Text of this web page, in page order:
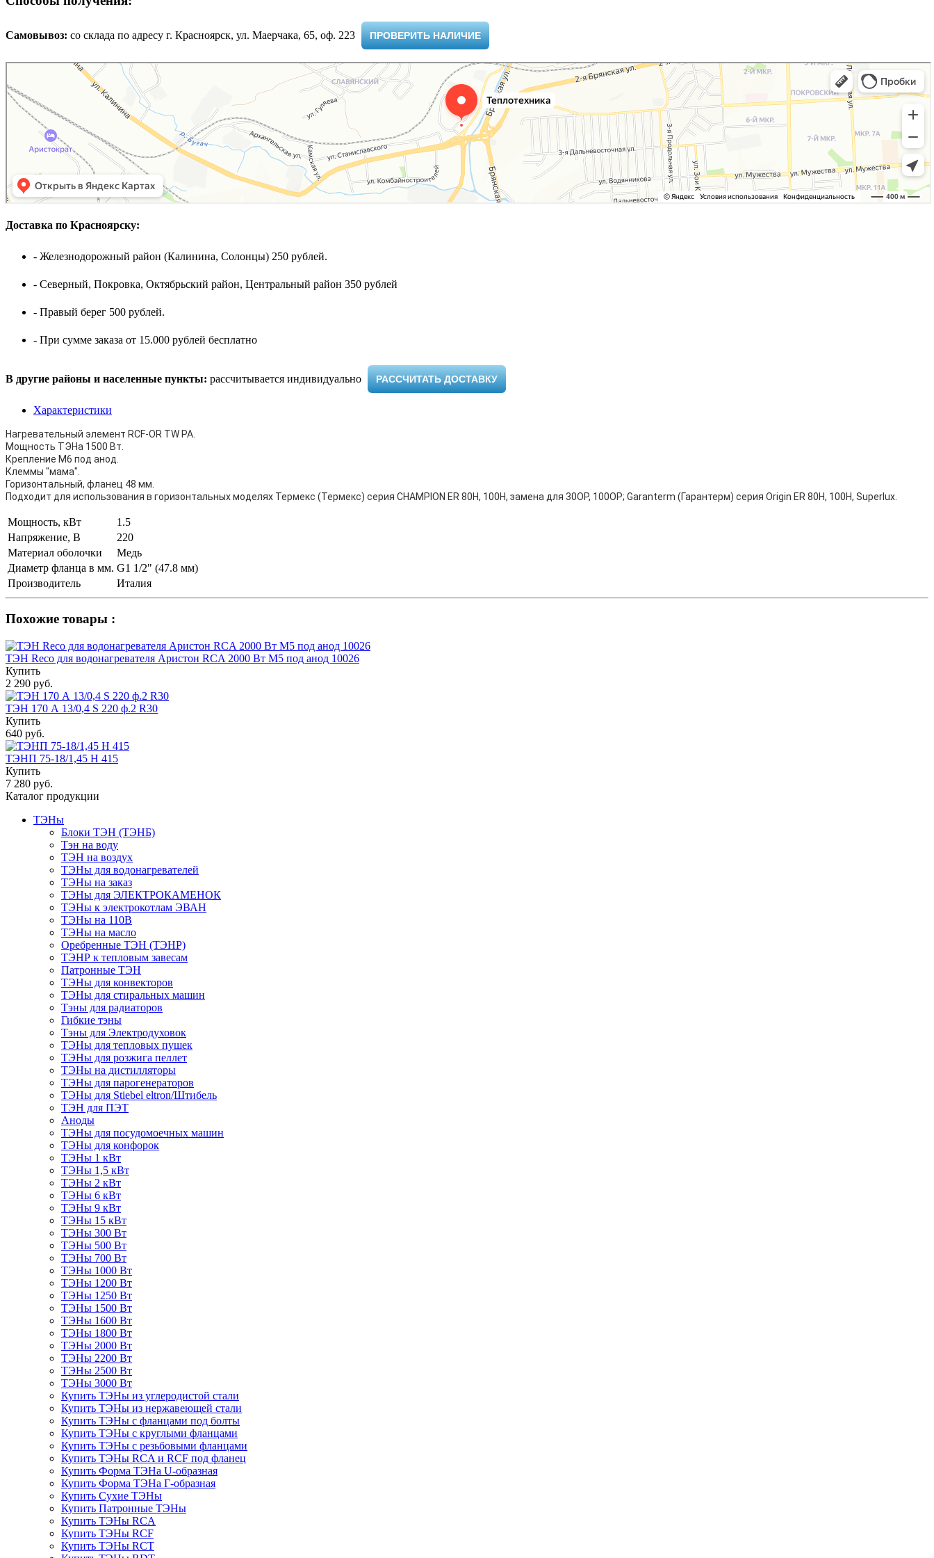
Самовывоз: cо склада по адресу г. Красноярск, ул. Маерчака, 65, оф. 223 ​ ПРОВЕРИТЬ НАЛИЧИЕ
Доставка по Красноярску:
- Железнодорожный район (Калинина, Солонцы) 250 рублей.
- Северный, Покровка, Октябрьский район, Центральный район 350 рублей
- Правый берег 500 рублей.
- При сумме заказа от 15.000 рублей бесплатно
В другие районы и населенные пункты: рассчитывается индивидуально ​ РАССЧИТАТЬ ДОСТАВКУ
Характеристики
Нагревательный элемент RCF-OR TW PA.
Мощность ТЭНа 1500 Вт.
Крепление M6 под анод.
Клеммы "мама".
Горизонтальный, фланец 48 мм.
Подходит для использования в горизонтальных моделях Термекс (Термекс) серия CHAMPION ER 80H, 100H, замена для 30OP, 100OP; Garanterm (Гарантерм) серия Origin ER 80H, 100H, Superlux.
Мощность, кВт
1.5
Напряжение, В
220
Материал оболочки
Медь
Диаметр фланца в мм. G1 1/2" (47.8 мм)
Производитель
Италия
Похожие товары :
ТЭН Reco для водонагревателя Аристон RCA 2000 Вт M5 под анод 10026
Купить
2 290 руб.
ТЭН 170 А 13/0,4 S 220 ф.2 R30
Купить
640 руб.
ТЭНП 75-18/1,45 Н 415
Купить
7 280 руб.
Каталог продукции
ТЭНы
Блоки ТЭН (ТЭНБ)
Тэн на воду
ТЭН на воздух
ТЭНы для водонагревателей
ТЭНы на заказ
ТЭНы для ЭЛЕКТРОКАМЕНОК
ТЭНы к электрокотлам ЭВАН
ТЭНы на 110В
ТЭНы на масло
Оребренные ТЭН (ТЭНР)
ТЭНР к тепловым завесам
Патронные ТЭН
ТЭНы для конвекторов
ТЭНы для стиральных машин
Тэны для радиаторов
Гибкие тэны
Тэны для Электродуховок
ТЭНы для тепловых пушек
ТЭНы для розжига пеллет
ТЭНы на дистилляторы
ТЭНы для парогенераторов
ТЭНы для Stiebel eltron/Штибель
ТЭН для ПЭТ
Аноды
ТЭНы для посудомоечных машин
ТЭНы для конфорок
ТЭНы 1 кВт
ТЭНы 1,5 кВт
ТЭНы 2 кВт
ТЭНы 6 кВт
ТЭНы 9 кВт
ТЭНы 15 кВт
ТЭНы 300 Вт
ТЭНы 500 Вт
ТЭНы 700 Вт
ТЭНы 1000 Вт
ТЭНы 1200 Вт
ТЭНы 1250 Вт
ТЭНы 1500 Вт
ТЭНы 1600 Вт
ТЭНы 1800 Вт
ТЭНы 2000 Вт
ТЭНы 2200 Вт
ТЭНы 2500 Вт
ТЭНы 3000 Вт
Купить ТЭНы из углеродистой стали
Купить ТЭНы из нержавеющей стали
Купить ТЭНы с фланцами под болты
Купить ТЭНы с круглыми фланцами
Купить ТЭНы с резьбовыми фланцами
Купить ТЭНы RCA и RCF под фланец
Купить Форма ТЭНа U-образная
Купить Форма ТЭНа Г-образная
Купить Сухие ТЭНы
Купить Патронные ТЭНы
Купить ТЭНы RCA
Купить ТЭНы RCF
Купить ТЭНы RCT